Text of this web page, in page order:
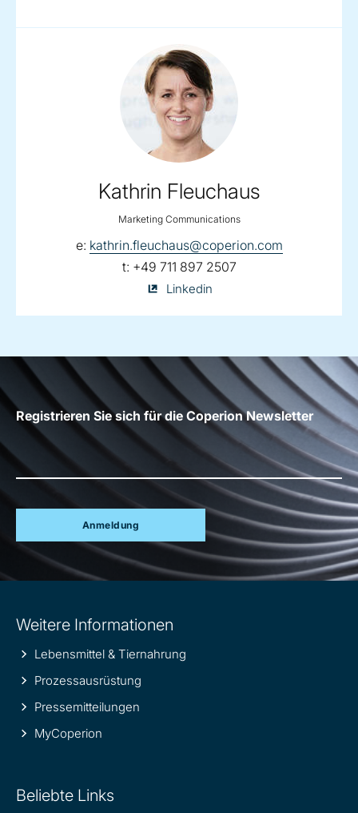
Kathrin Fleuchaus
Marketing Communications
e: email:
kathrin.fleuchaus@coperion.com
t: telephone:
+49 711 897 2507
Kathrin
on
Linkedin
Registrieren Sie sich für die Coperion Newsletter
Anmeldung
information
Weitere Informationen
Lebensmittel & Tiernahrung
Prozessausrüstung
Pressemitteilungen
MyCoperion
Beliebte Links